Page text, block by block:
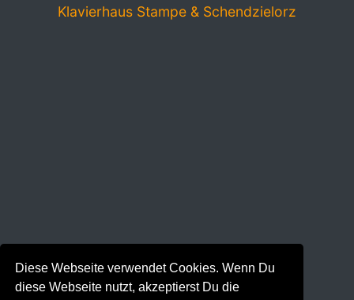
Diese Webseite verwendet Cookies. Wenn Du
diese Webseite nutzt, akzeptierst Du die
Klavierhaus Stampe & Schendzielorz